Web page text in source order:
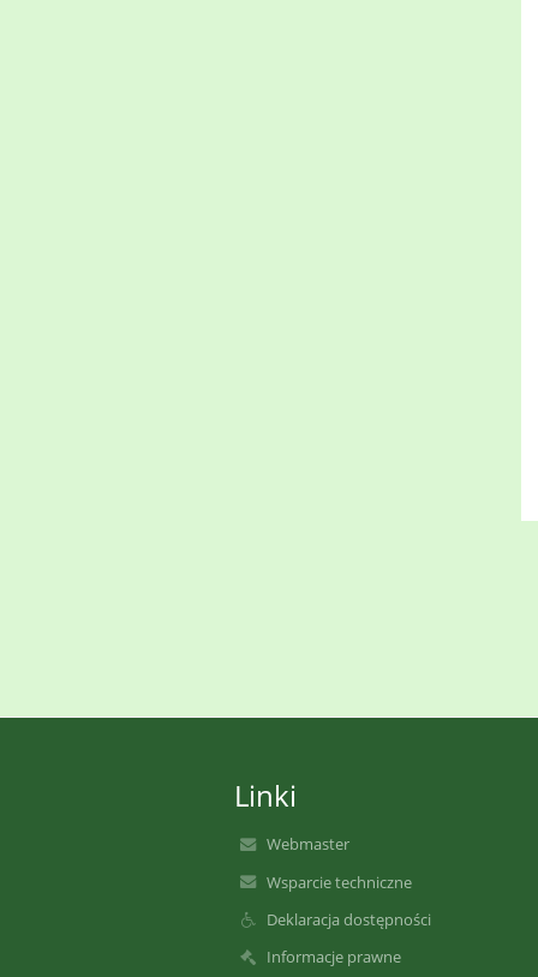
Linki
Webmaster
Wsparcie techniczne
Deklaracja dostępności
Informacje prawne